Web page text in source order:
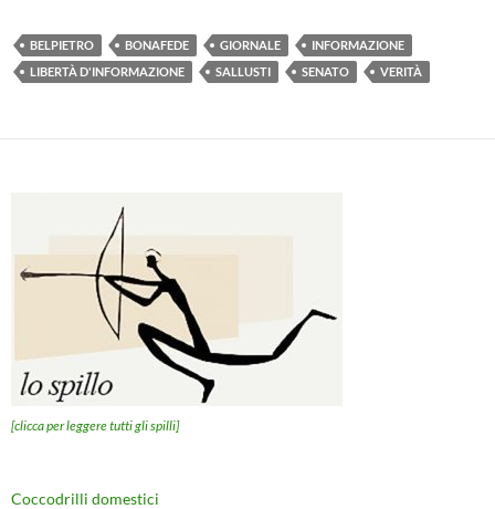
BELPIETRO BONAFEDE GIORNALE
INFORMAZIONE
LIBERTÀ D'INFORMAZIONE
SALLUSTI SENATO VERITÀ
[clicca per leggere tutti gli spilli]
Coccodrilli domestici